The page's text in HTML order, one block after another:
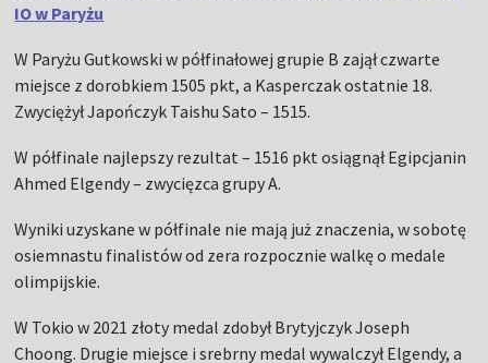
IO w Paryżu
W Paryżu Gutkowski w półfinałowej grupie B zajął czwarte
miejsce z dorobkiem 1505 pkt, a Kasperczak ostatnie 18.
Zwyciężył Japończyk Taishu Sato – 1515.
W półfinale najlepszy rezultat – 1516 pkt osiągnął Egipcjanin
Ahmed Elgendy – zwycięzca grupy A.
Wyniki uzyskane w półfinale nie mają już znaczenia, w sobotę
osiemnastu finalistów od zera rozpocznie walkę o medale
olimpijskie.
W Tokio w 2021 złoty medal zdobył Brytyjczyk Joseph
Choong. Drugie miejsce i srebrny medal wywalczył Elgendy, a